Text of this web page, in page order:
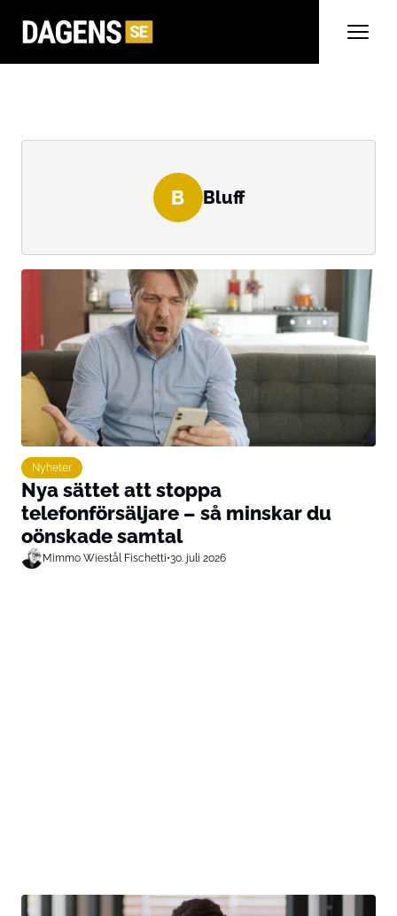
B Bluff
Nyheter
Nya sättet att stoppa
telefonförsäljare – så minskar du
oönskade samtal
Mimmo Wiestål Fischetti•30. juli 2026